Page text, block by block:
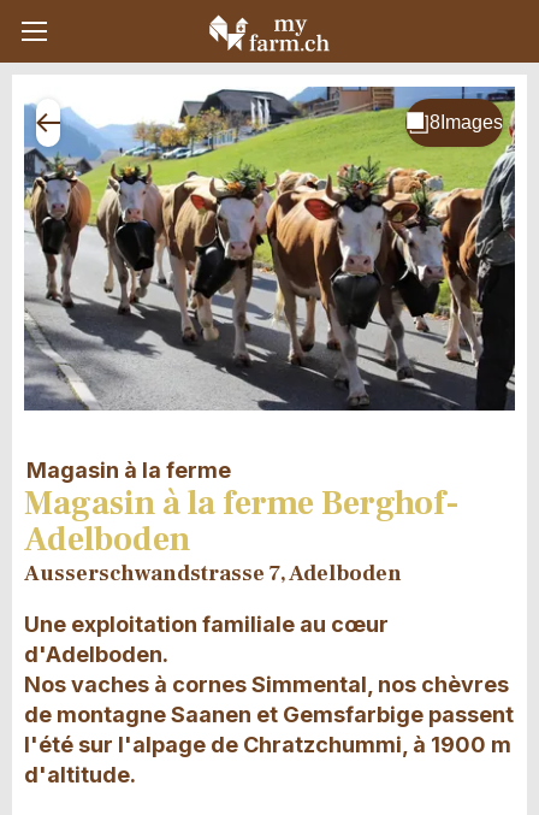
Magasin à la ferme
Magasin à la ferme Berghof-
Adelboden
Ausserschwandstrasse 7, Adelboden
Une exploitation familiale au cœur
d'Adelboden.
Nos vaches à cornes Simmental, nos chèvres
de montagne Saanen et Gemsfarbige passent
l'été sur l'alpage de Chratzchummi, à 1900 m
d'altitude.